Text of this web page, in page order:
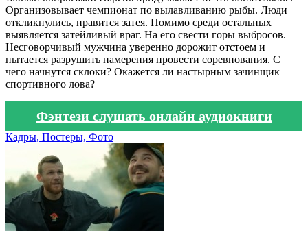
Организовывает чемпионат по вылавливанию рыбы. Люди
откликнулись, нравится затея. Помимо среди остальных
выявляется затейливый враг. На его свести горы выбросов.
Несговорчивый мужчина уверенно дорожит отстоем и
пытается разрушить намерения провести соревнования. С
чего начнутся склоки? Окажется ли настырным зачинщик
спортивного лова?
Фэнтези слушать онлайн аудиокниги
Кадры, Постеры, Фото